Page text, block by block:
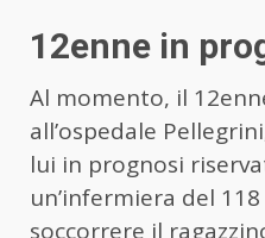
12enne in
Al momento, il
all’ospedale
lui in prognosi
un’infermiera del
soccorrere il